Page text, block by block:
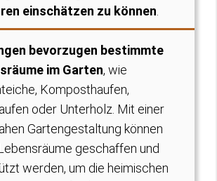
einschätzen zu können.
bevorzugen bestimmte
im Garten, wie
Komposthaufen,
oder Unterholz. Mit einer
Gartengestaltung können
geschaffen und
werden, um die heimischen